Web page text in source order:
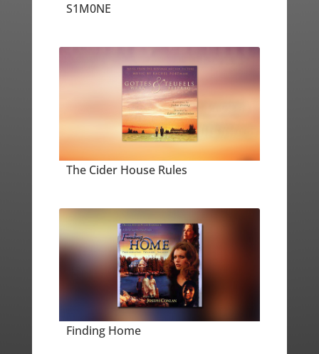
S1M0NE
The Cider House Rules
Finding Home